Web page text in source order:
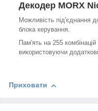
Декодер MORX
Можливість під'єднання
блока керування.
Пам'ять на 255
використовуючи
Приховати